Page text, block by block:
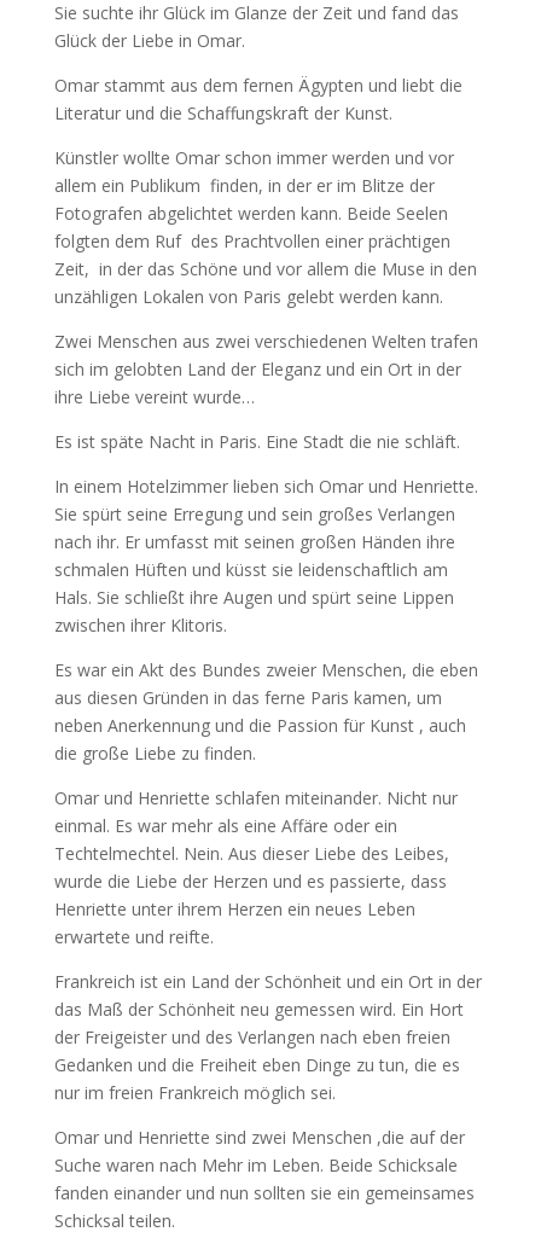
Sie suchte ihr Glück im Glanze der Zeit und fand das
Glück der Liebe in Omar.
Omar stammt aus dem fernen Ägypten und liebt die
Literatur und die Schaffungskraft der Kunst.
Künstler wollte Omar schon immer werden und vor
allem ein Publikum finden, in der er im Blitze der
Fotografen abgelichtet werden kann. Beide Seelen
folgten dem Ruf des Prachtvollen einer prächtigen
Zeit, in der das Schöne und vor allem die Muse in den
unzähligen Lokalen von Paris gelebt werden kann.
Zwei Menschen aus zwei verschiedenen Welten trafen
sich im gelobten Land der Eleganz und ein Ort in der
ihre Liebe vereint wurde…
Es ist späte Nacht in Paris. Eine Stadt die nie schläft.
In einem Hotelzimmer lieben sich Omar und Henriette.
Sie spürt seine Erregung und sein großes Verlangen
nach ihr. Er umfasst mit seinen großen Händen ihre
schmalen Hüften und küsst sie leidenschaftlich am
Hals. Sie schließt ihre Augen und spürt seine Lippen
zwischen ihrer Klitoris.
Es war ein Akt des Bundes zweier Menschen, die eben
aus diesen Gründen in das ferne Paris kamen, um
neben Anerkennung und die Passion für Kunst , auch
die große Liebe zu finden.
Omar und Henriette schlafen miteinander. Nicht nur
einmal. Es war mehr als eine Affäre oder ein
Techtelmechtel. Nein. Aus dieser Liebe des Leibes,
wurde die Liebe der Herzen und es passierte, dass
Henriette unter ihrem Herzen ein neues Leben
erwartete und reifte.
Frankreich ist ein Land der Schönheit und ein Ort in der
das Maß der Schönheit neu gemessen wird. Ein Hort
der Freigeister und des Verlangen nach eben freien
Gedanken und die Freiheit eben Dinge zu tun, die es
nur im freien Frankreich möglich sei.
Omar und Henriette sind zwei Menschen ,die auf der
Suche waren nach Mehr im Leben. Beide Schicksale
fanden einander und nun sollten sie ein gemeinsames
Schicksal teilen.